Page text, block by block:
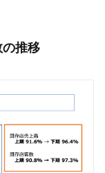
推移